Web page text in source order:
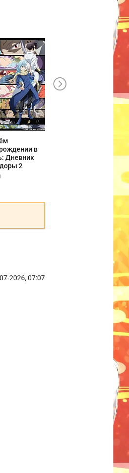
в
Дневник
2
2026, 07:07